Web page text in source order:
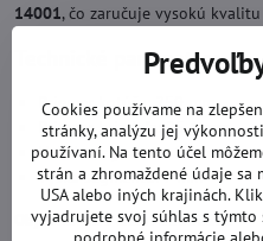
14001, čo zaručuje vysokú
Technické parametre:
Priemer kotúča: 250 mm
Priemer hriadeľa: 25,4 mm
Hrúbka segmentu: 1,6 mm
Výška segmentu: 7 mm
Objednávacie číslo: 20010250
Cookies používame na
stránky, analýzu jej
používaní. Na tento účel
strán a zhromaždené údaje sa
USA alebo iných krajinách.
vyjadrujete svoj súhlas s týmto